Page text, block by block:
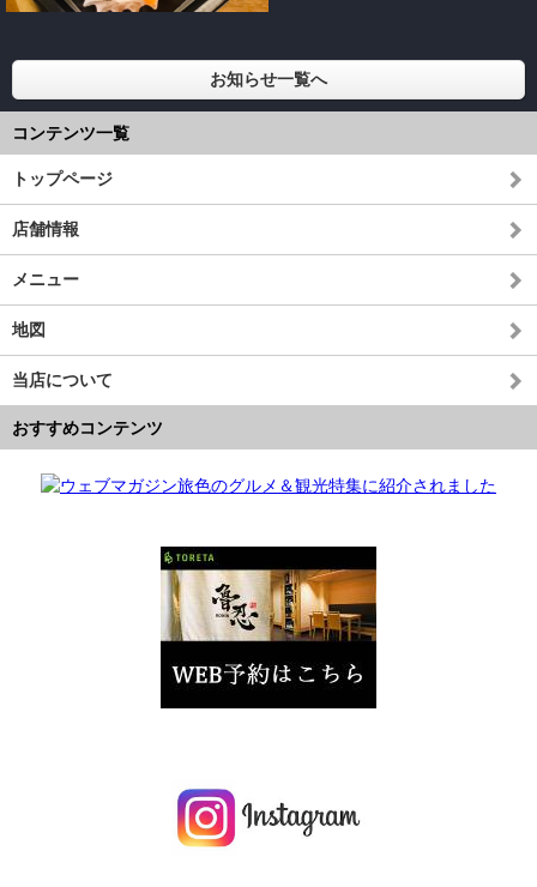
お知らせ一覧へ
コンテンツ一覧
トップページ
店舗情報
メニュー
地図
当店について
おすすめコンテンツ